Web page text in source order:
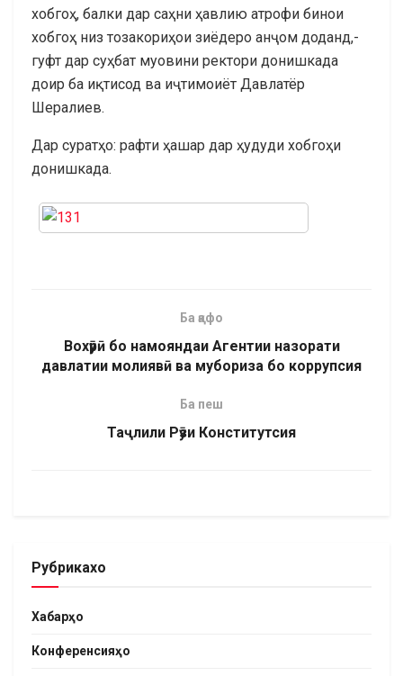
хобгоҳ, балки дар саҳни ҳавлию атрофи бинои
хобгоҳ низ тозакориҳои зиёдеро анҷом доданд,-
гуфт дар суҳбат муовини ректори донишкада
доир ба иқтисод ва иҷтимоиёт Давлатёр
Шералиев.
Дар суратҳо: рафти ҳашар дар ҳудуди хобгоҳи
донишкада.
Ба қафо
Вохӯрӣ бо намояндаи Агентии назорати
давлатии молиявӣ ва мубориза бо коррупсия
Ба пеш
Таҷлили Рӯзи Конститутсия
Рубрикахо
Хабарҳо
Конференсияҳо